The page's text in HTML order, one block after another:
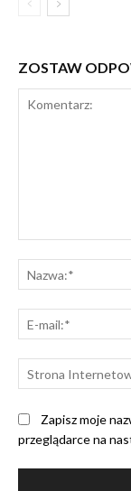
ZOSTAW
Zapisz moje
przeglądarce na